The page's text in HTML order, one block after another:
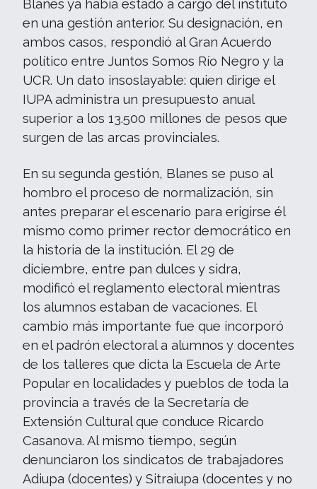
Blanes ya había estado a cargo del instituto
en una gestión anterior. Su designación, en
ambos casos, respondió al Gran Acuerdo
político entre Juntos Somos Río Negro y la
UCR. Un dato insoslayable: quien dirige el
IUPA administra un presupuesto anual
superior a los 13.500 millones de pesos que
surgen de las arcas provinciales.
En su segunda gestión, Blanes se puso al
hombro el proceso de normalización, sin
antes preparar el escenario para erigirse él
mismo como primer rector democrático en
la historia de la institución. El 29 de
diciembre, entre pan dulces y sidra,
modificó el reglamento electoral mientras
los alumnos estaban de vacaciones. El
cambio más importante fue que incorporó
en el padrón electoral a alumnos y docentes
de los talleres que dicta la Escuela de Arte
Popular en localidades y pueblos de toda la
provincia a través de la Secretaría de
Extensión Cultural que conduce Ricardo
Casanova. Al mismo tiempo, según
denunciaron los sindicatos de trabajadores
Adiupa (docentes) y Sitraiupa (docentes y no